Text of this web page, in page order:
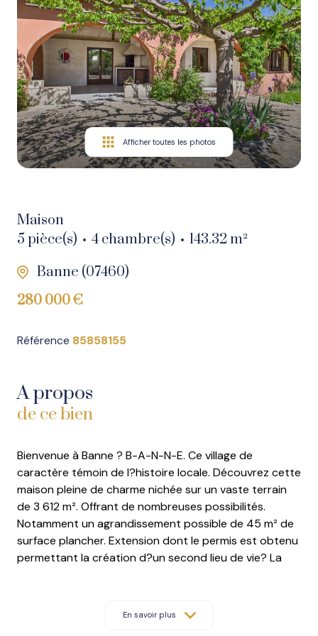
Nos
biens
en
vente
Nos
biens
vendus
en
location
Afficher toutes les photos
Maison
5 pièce(s)
4 chambre(s)
143.32 m²
Banne (07460)
280 000 €
Référence 85858155
A propos
de ce bien
Bienvenue à Banne ? B-A-N-N-E. Ce village de
caractère témoin de l?histoire locale. Découvrez cette
maison pleine de charme nichée sur un vaste terrain
de 3 612 m². Offrant de nombreuses possibilités.
Notamment un agrandissement possible de 45 m² de
surface plancher. Extension dont le permis est obtenu
permettant la création d?un second lieu de vie? La
grande terrasse couverte. parfaite pour vos moments
En savoir plus